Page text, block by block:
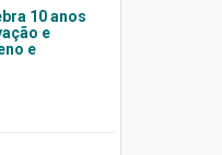
10 anos
e
e